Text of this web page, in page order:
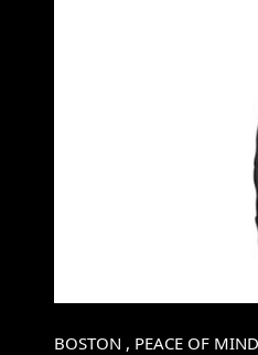
BOSTON , PEACE OF